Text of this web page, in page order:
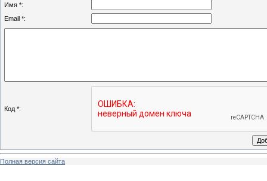
Имя *:
Email *:
Код *:
Полная версия сайта